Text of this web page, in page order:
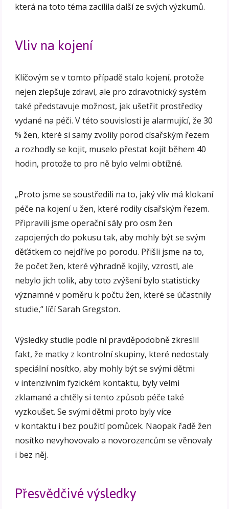
která na toto téma zacílila další ze svých výzkumů.
Vliv na kojení
Klíčovým se v tomto případě stalo kojení, protože
nejen zlepšuje zdraví, ale pro zdravotnický systém
také představuje možnost, jak ušetřit prostředky
vydané na péči. V této souvislosti je alarmující, že 30
% žen, které si samy zvolily porod císařským řezem
a rozhodly se kojit, muselo přestat kojit během 40
hodin, protože to pro ně bylo velmi obtížné.
„Proto jsme se soustředili na to, jaký vliv má klokaní
péče na kojení u žen, které rodily císařským řezem.
Připravili jsme operační sály pro osm žen
zapojených do pokusu tak, aby mohly být se svým
děťátkem co nejdříve po porodu. Přišli jsme na to,
že počet žen, které výhradně kojily, vzrostl, ale
nebylo jich tolik, aby toto zvýšení bylo statisticky
významné v poměru k počtu žen, které se účastnily
studie,“ líčí Sarah Gregston.
Výsledky studie podle ní pravděpodobně zkreslil
fakt, že matky z kontrolní skupiny, které nedostaly
speciální nosítko, aby mohly být se svými dětmi
v intenzivním fyzickém kontaktu, byly velmi
zklamané a chtěly si tento způsob péče také
vyzkoušet. Se svými dětmi proto byly více
v kontaktu i bez použití pomůcek. Naopak řadě žen
nosítko nevyhovovalo a novorozencům se věnovaly
i bez něj.
Přesvědčivé výsledky